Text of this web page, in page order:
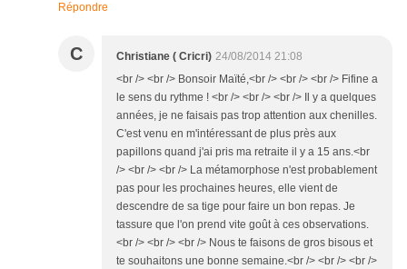
Répondre
C Christiane ( Cricri) 24/08/2014 21:08
<br /> <br /> Bonsoir Maïté,<br /> <br /> <br /> Fifine a
le sens du rythme ! <br /> <br /> <br /> Il y a quelques
années, je ne faisais pas trop attention aux chenilles.
C'est venu en m'intéressant de plus près aux
papillons quand j'ai pris ma retraite il y a 15 ans.<br
/> <br /> <br /> La métamorphose n'est probablement
pas pour les prochaines heures, elle vient de
descendre de sa tige pour faire un bon repas. Je
tassure que l'on prend vite goût à ces observations.
<br /> <br /> <br /> Nous te faisons de gros bisous et
te souhaitons une bonne semaine.<br /> <br /> <br />